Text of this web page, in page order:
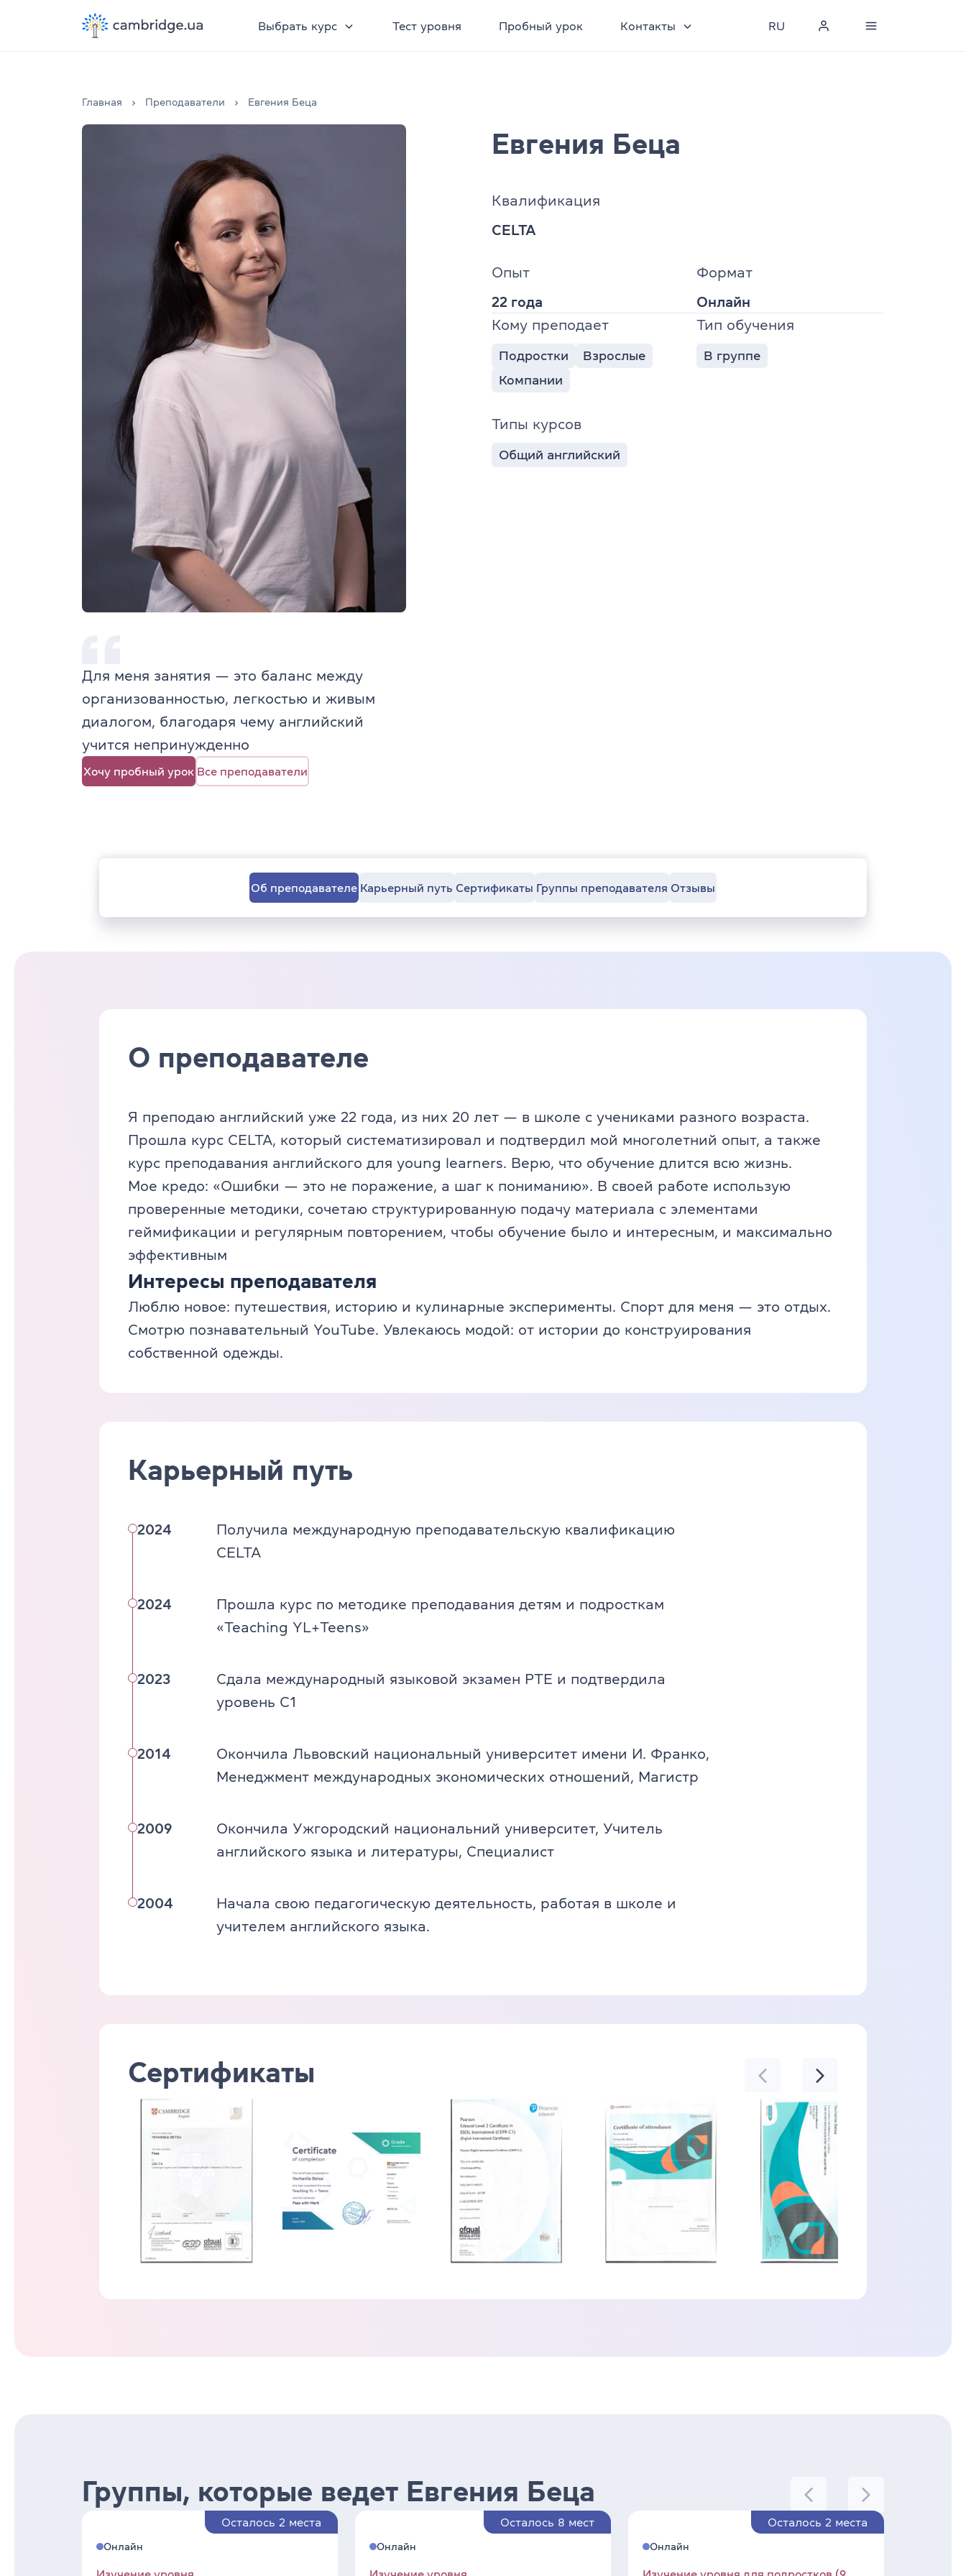
Выбрать курс Тест уровня Пробный урок Контакты RU
Главная Преподаватели Евгения Беца
Для меня занятия — это баланс между
организованностью, легкостью и живым
диалогом, благодаря чему английский
учится непринужденно
Хочу пробный урок Все преподаватели
Евгения Беца
Квалификация
CELTA
Опыт
22 года
Формат
Онлайн
Кому преподает
Подростки
Взрослые
Компании
Тип обучения
В группе
Типы курсов
Общий английский
Об преподавателе Карьерный путь Сертификаты Группы преподавателя Отзывы
О преподавателе
Я преподаю английский уже 22 года, из них 20 лет — в школе с учениками разного возраста.
Прошла курс CELTA, который систематизировал и подтвердил мой многолетний опыт, а также
курс преподавания английского для young learners. Верю, что обучение длится всю жизнь.
Мое кредо: «Ошибки — это не поражение, а шаг к пониманию». В своей работе использую
проверенные методики, сочетаю структурированную подачу материала с элементами
геймификации и регулярным повторением, чтобы обучение было и интересным, и максимально
эффективным
Интересы преподавателя
Люблю новое: путешествия, историю и кулинарные эксперименты. Спорт для меня — это отдых.
Смотрю познавательный YouTube. Увлекаюсь модой: от истории до конструирования
собственной одежды.
Карьерный путь
2024
Получила международную преподавательскую квалификацию
CELTA
2024
Прошла курс по методике преподавания детям и подросткам
«Teaching YL+Teens»
2023
Сдала международный языковой экзамен PTE и подтвердила
уровень C1
2014
Окончила Львовский национальный университет имени И. Франко,
Менеджмент международных экономических отношений, Магистр
2009
Окончила Ужгородский национальний университет, Учитель
английского языка и литературы, Специалист
2004
Начала свою педагогическую деятельность, работая в школе и
учителем английского языка.
Сертификаты
Группы, которые ведет Евгения Беца
Осталось 2 места
Онлайн
Изучение уровня
Осталось 8 мест
Онлайн
Изучение уровня
Осталось 2 места
Онлайн
Изучение уровня для подростков (9